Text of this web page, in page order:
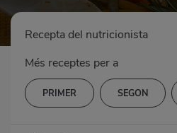
Recepta del nutricionista
Més receptes per a
PRIMER SEGON